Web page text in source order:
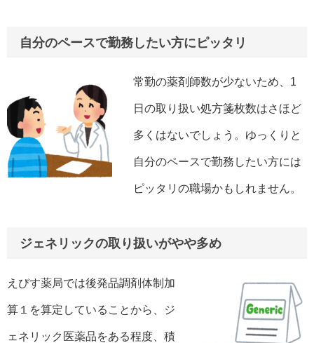
自分のペースで勤務したい方にピッタリ
常勤の薬剤師数が少ないため、1
日の取り扱い処方箋枚数はさほど
多くはないでしょう。ゆっくりと
自分のペースで勤務したい方には
ピッタリの職場かもしれません。
ジェネリックの取り扱いがやや多め
えびす薬局では後発品調剤体制加
算１を算定していることから、ジ
ェネリック医薬品をある程度、積